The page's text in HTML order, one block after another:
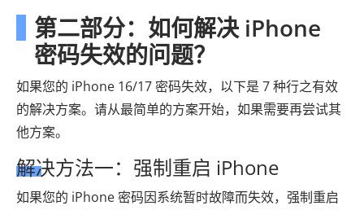
第二部分：如何解决 iPhone
密码失效的问题？
如果您的 iPhone 16/17 密码失效，以下是 7 种行之有效
的解决方案。请从最简单的方案开始，如果需要再尝试其
他方案。
解决方法一：强制重启 iPhone
如果您的 iPhone 密码因系统暂时故障而失效，强制重启